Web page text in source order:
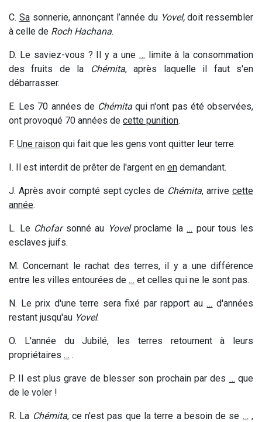
C. Sasonnerie,annonçant l’année du Yovel,doit ressembler
à celle de Roch Hachana.
D. Le saviez-vous ? Il y a une … limite à la consommation
des fruits de la
Chémita, après laquelle il faut s'en
débarrasser.
E. Les 70 années de Chémita qui n'ont pas été observées,
ont provoqué 70 années de cette punition.
F. Une raison qui fait que les gens vont quitter leur terre.
I. Il est interdit de prêter de l'argent en en demandant.
J. Après avoir compté sept cycles de Chémita, arrivecette
année.
L. Le Chofarsonné au Yovelproclame la … pour tous les
esclaves juifs.
M. Concernant le rachat des terres, il y a une différence
entre les villes entourées de … et celles qui ne le sont pas.
N. Le prix d'une terre sera fixé par rapport au … d'années
restant jusqu'au Yovel.
O. L'année du Jubilé, les terres retournent à leurs
propriétaires … .
P. Il est plus grave de blesser son prochain par des … que
de le voler !
R. La Chémita, ce n'est pas que la terre a besoin de se … ,